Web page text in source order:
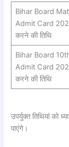
Bihar Board
Admit Card
करने की तिथि
Bihar Board
Admit Card
करने की तिथि
उपर्युक्त तिथियां को
पाएंगे।